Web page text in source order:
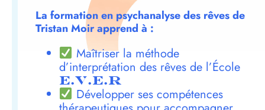
La formation en psychanalyse des rêves de
Tristan Moir apprend à :
Maîtriser la méthode
d’interprétation des rêves de l’École
E.V.E.R
Développer ses compétences